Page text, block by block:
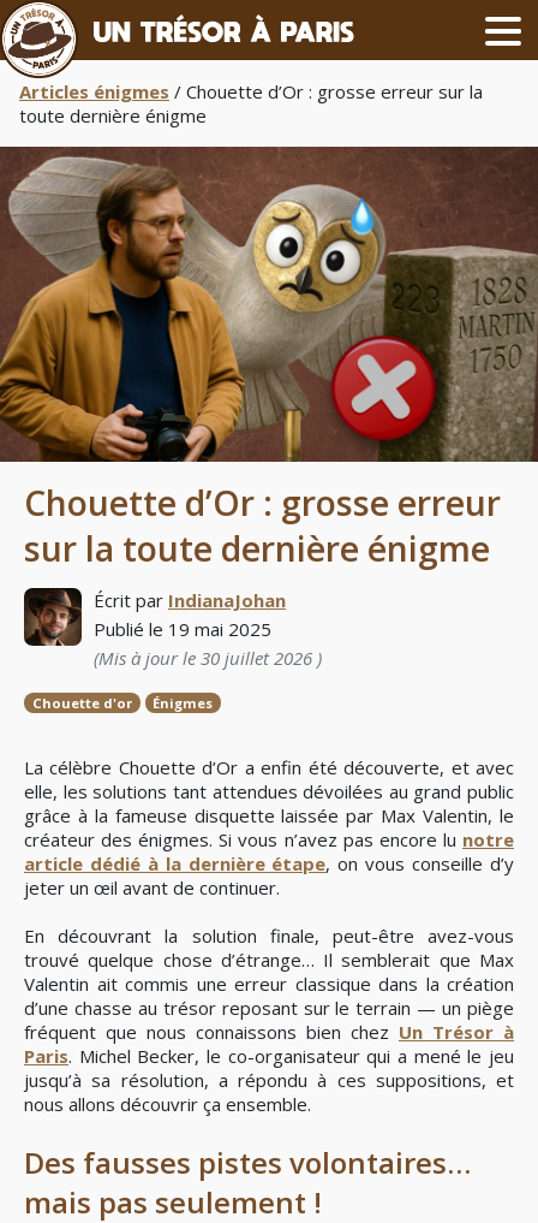
Articles énigmes / Chouette d’Or : grosse erreur sur la
toute dernière énigme
Chouette d’Or : grosse erreur
sur la toute dernière énigme
Écrit par IndianaJohan
Publié le 19 mai 2025
(Mis à jour le 30 juillet 2026 )
Chouette d'or Énigmes
La célèbre Chouette d’Or a enfin été découverte, et avec
elle, les solutions tant attendues dévoilées au grand public
grâce à la fameuse disquette laissée par Max Valentin, le
créateur des énigmes. Si vous n’avez pas encore lu notre
article dédié à la dernière étape, on vous conseille d’y
jeter un œil avant de continuer.
En découvrant la solution finale, peut-être avez-vous
trouvé quelque chose d’étrange… Il semblerait que Max
Valentin ait commis une erreur classique dans la création
d’une chasse au trésor reposant sur le terrain — un piège
fréquent que nous connaissons bien chez Un Trésor à
Paris. Michel Becker, le co-organisateur qui a mené le jeu
jusqu’à sa résolution, a répondu à ces suppositions, et
nous allons découvrir ça ensemble.
Des fausses pistes volontaires…
mais pas seulement !